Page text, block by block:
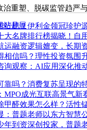
站是展
塑、脱碳监管趋严与
行榜？伊利金领冠珍护
大名牌排行榜揭晓！自
运融资逻辑嬗变，长期
相信吗？理性投资氛围
询观察：AI应用深化推
靠吗？消费复苏呈现的
MPO成光互联高景气新
甲醛效果怎么样？活性
：普题老师以东方智慧
年到资深创投家，普题